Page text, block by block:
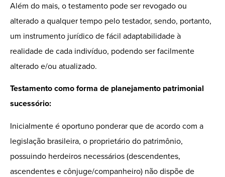
Além do mais, o testamento pode ser revogado ou
alterado a qualquer tempo pelo testador, sendo, portanto,
um instrumento jurídico de fácil adaptabilidade à
realidade de cada indivíduo, podendo ser facilmente
alterado e/ou atualizado.
Testamento como forma de planejamento patrimonial
sucessório:
Inicialmente é oportuno ponderar que de acordo com a
legislação brasileira, o proprietário do patrimônio,
possuindo herdeiros necessários (descendentes,
ascendentes e cônjuge/companheiro) não dispõe de